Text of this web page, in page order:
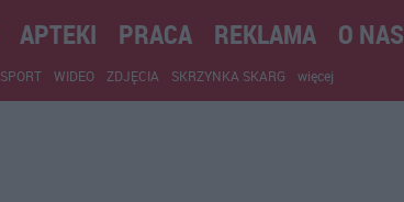
APTEKI PRACA REKLAMA O NAS
SPORT WIDEO ZDJĘCIA SKRZYNKA SKARG więcej